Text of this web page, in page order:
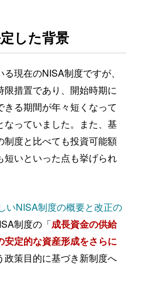
した背景
現在のNISA制度ですが、
措置であり、開始時期に
る期間が年々短くなって
っていました。また、基
制度と比べても投資可能額
短いといった点も挙げられ
いNISA制度の概要と改正の
制度の「成長資金の供給
定的な資産形成をさらに
政策目的に基づき新制度へ